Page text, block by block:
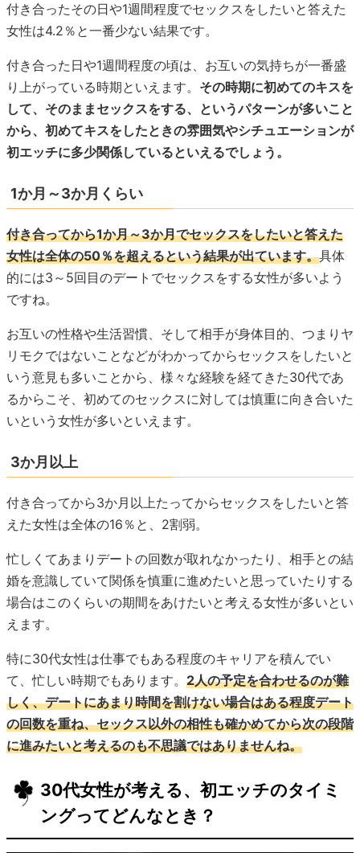
付き合ったその日や1週間程度でセックスをしたいと答えた
女性は4.2％と一番少ない結果です。
付き合った日や1週間程度の頃は、お互いの気持ちが一番盛
り上がっている時期といえます。 その時期に初めてのキスを
して、そのままセックスをする、というパターンが多いこと
から、初めてキスをしたときの雰囲気やシチュエーションが
初エッチに多少関係しているといえるでしょう。
1か月～3か月くらい
付き合ってから1か月～3か月でセックスをしたいと答えた
女性は全体の50％を超えるという結果が出ています。具体
的には3～5回目のデートでセックスをする女性が多いよう
ですね。
お互いの性格や生活習慣、そして相手が身体目的、つまりヤ
リモクではないことなどがわかってからセックスをしたいと
いう意見も多いことから、様々な経験を経てきた30代であ
るからこそ、初めてのセックスに対しては慎重に向き合いた
いという女性が多いといえます。
3か月以上
付き合ってから3か月以上たってからセックスをしたいと答
えた女性は全体の16％と、2割弱。
忙しくてあまりデートの回数が取れなかったり、相手との結
婚を意識していて関係を慎重に進めたいと思っていたりする
場合はこのくらいの期間をあけたいと考える女性が多いとい
えます。
特に30代女性は仕事でもある程度のキャリアを積んでい
て、忙しい時期でもあります。 2人の予定を合わせるのが難
しく、デートにあまり時間を割けない場合はある程度デート
の回数を重ね、セックス以外の相性も確かめてから次の段階
に進みたいと考えるのも不思議ではありませんね。
30代女性が考える、初エッチのタイミ
ングってどんなとき？